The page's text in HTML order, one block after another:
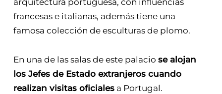
arquitectura portuguesa, con influencias
francesas e italianas, además tiene una
famosa colección de esculturas de plomo.
En una de las salas de este palacio se alojan
los Jefes de Estado extranjeros cuando
realizan visitas oficialesa Portugal.